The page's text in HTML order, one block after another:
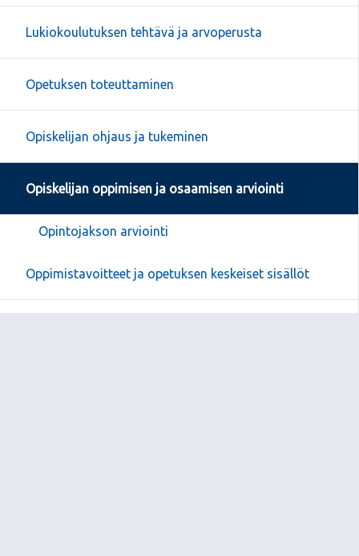
Lukiokoulutuksen tehtävä ja arvoperusta
Opetuksen toteuttaminen
Opiskelijan ohjaus ja tukeminen
Opiskelijan oppimisen ja osaamisen arviointi
Opintojakson arviointi
Oppimistavoitteet ja opetuksen keskeiset sisällöt